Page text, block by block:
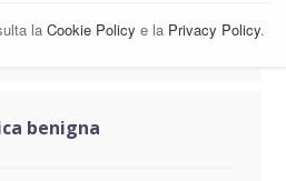
informazioni
benigna
la Cookie Policy e la Privacy Policy.